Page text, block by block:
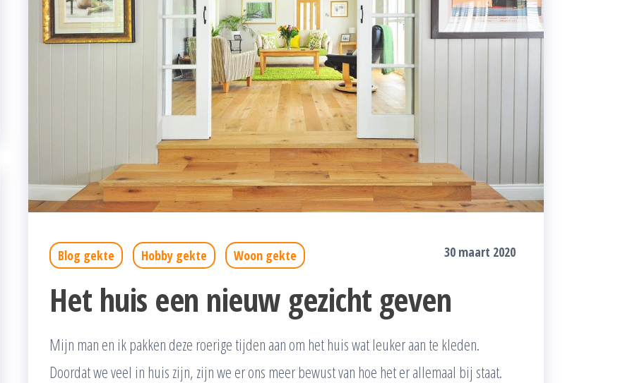
Blog gekte Hobby gekte Woon gekte 30 maart 2020
Het huis een nieuw gezicht geven
Mijn man en ik pakken deze roerige tijden aan om het huis wat leuker aan te kleden.
Doordat we veel in huis zijn, zijn we er ons meer bewust van hoe het er allemaal bij staat.